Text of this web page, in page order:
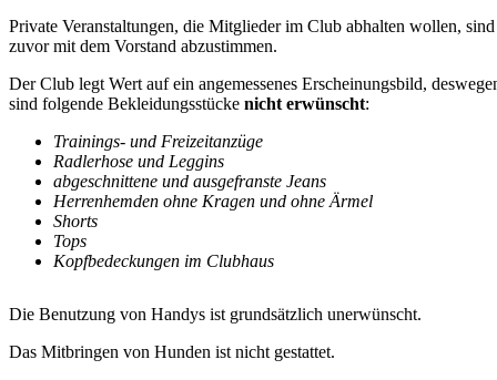
Private Veranstaltungen, die Mitglieder im Club abhalten wollen, sind
zuvor mit dem Vorstand abzustimmen.
Der Club legt Wert auf ein angemessenes Erscheinungsbild,
sind folgende Bekleidungsstücke nicht erwünscht:
Trainings- und Freizeitanzüge
Radlerhose und Leggins
abgeschnittene und ausgefranste Jeans
Herrenhemden ohne Kragen und ohne Ärmel
Shorts
Tops
Kopfbedeckungen im Clubhaus
Die Benutzung von Handys ist grundsätzlich unerwünscht.
Das Mitbringen von Hunden ist nicht gestattet.